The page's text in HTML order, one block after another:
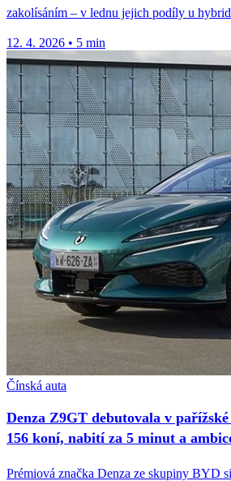
zakolísáním – v lednu jejich podíly u
12. 4. 2026 • 5 min
Čínská auta
Denza Z9GT debutovala v
156 koní, nabití za 5 minut a
Prémiová značka Denza ze skupiny BYD